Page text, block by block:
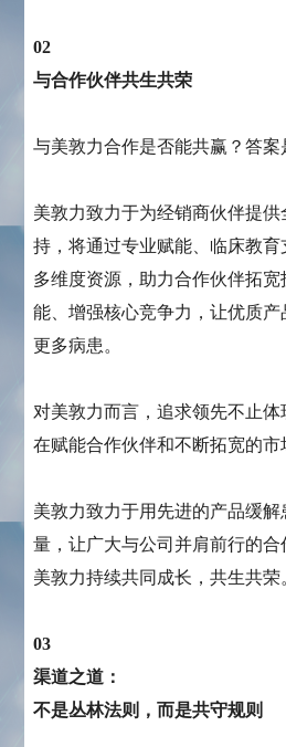
02
与合作伙伴共生共荣
与美敦力合作是否能共赢？答案
美敦力致力于为经销商伙伴提
持，将通过专业赋能、临床教
多维度资源，助力合作伙伴拓
能、增强核心竞争力，让优质
更多病患。
对美敦力而言，追求领先不止
在赋能合作伙伴和不断拓宽的市
美敦力致力于用先进的产品缓
量，让广大与公司并肩前行的
美敦力持续共同成长，共生共荣
03
渠道之道：
不是丛林法则，而是共守规则